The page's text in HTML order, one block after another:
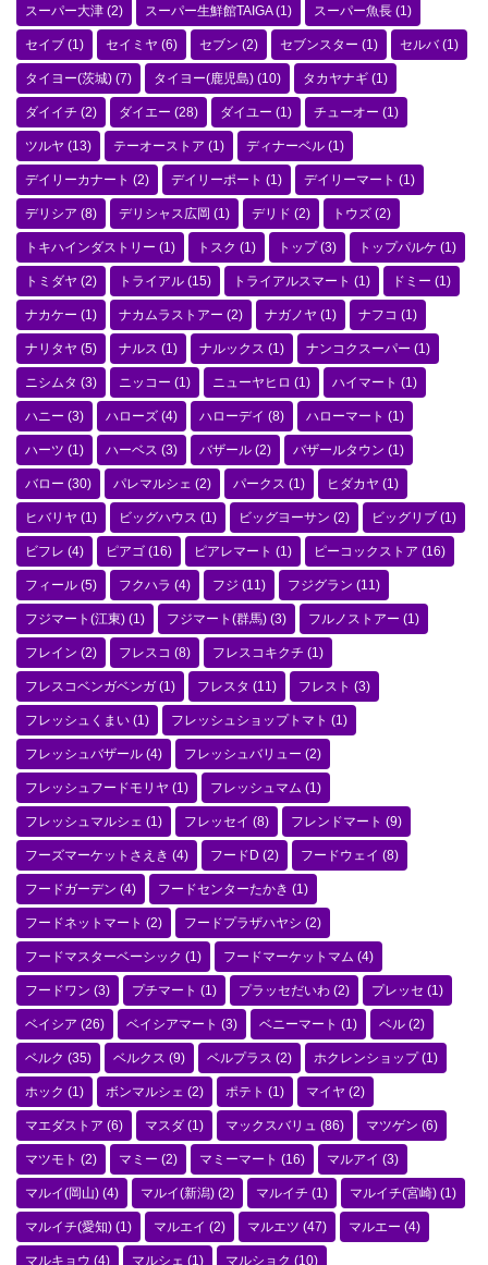
スーパー大津 (2) スーパー生鮮館TAIGA(1) スーパー魚長 (1)
セイブ (1) セイミヤ (6) セブン (2) セブンスター (1) セルバ(1)
タイヨー(茨城) (7) タイヨー(鹿児島) (10) タカヤナギ (1)
ダイイチ (2) ダイエー (28) ダイユー (1) チューオー (1)
ツルヤ (13) テーオーストア (1) ディナーベル (1)
デイリーカナート (2) デイリーポート (1) デイリーマート (1)
デリシア (8) デリシャス広岡 (1) デリド (2) トウズ (2)
トキハインダストリー (1) トスク (1) トップ(3) トップパルケ (1)
トミダヤ (2) トライアル (15) トライアルスマート (1) ドミー (1)
ナカケー (1) ナカムラストアー (2) ナガノヤ (1) ナフコ (1)
ナリタヤ (5) ナルス (1) ナルックス (1) ナンコクスーパー (1)
ニシムタ (3) ニッコー (1) ニューヤヒロ (1) ハイマート (1)
ハニー (3) ハローズ (4) ハローデイ (8) ハローマート (1)
ハーツ (1) ハーベス (3) バザール (2) バザールタウン (1)
バロー (30) パレマルシェ (2) パークス (1) ヒダカヤ (1)
ヒバリヤ (1) ビッグハウス (1) ビッグヨーサン (2) ビッグリブ (1)
ビフレ (4) ピアゴ (16) ピアレマート (1) ピーコックストア (16)
フィール (5) フクハラ (4) フジ (11) フジグラン (11)
フジマート(江東) (1) フジマート(群馬) (3) フルノストアー (1)
フレイン (2) フレスコ (8) フレスコキクチ (1)
フレスコベンガベンガ (1) フレスタ (11) フレスト (3)
フレッシュくまい (1) フレッシュショップトマト (1)
フレッシュバザール (4) フレッシュバリュー (2)
フレッシュフードモリヤ (1) フレッシュマム (1)
フレッシュマルシェ (1) フレッセイ (8) フレンドマート (9)
フーズマーケットさえき (4) フードD (2) フードウェイ (8)
フードガーデン (4) フードセンターたかき (1)
フードネットマート (2) フードプラザハヤシ (2)
フードマスターベーシック (1) フードマーケットマム (4)
フードワン (3) プチマート (1) プラッセだいわ (2) プレッセ (1)
ベイシア (26) ベイシアマート (3) ベニーマート (1) ベル (2)
ベルク (35) ベルクス (9) ベルプラス (2) ホクレンショップ(1)
ホック (1) ボンマルシェ (2) ポテト (1) マイヤ (2)
マエダストア (6) マスダ (1) マックスバリュ (86) マツゲン (6)
マツモト (2) マミー (2) マミーマート (16) マルアイ (3)
マルイ(岡山) (4) マルイ(新潟) (2) マルイチ (1) マルイチ(宮崎) (1)
マルイチ(愛知) (1) マルエイ (2) マルエツ (47) マルエー (4)
マルキョウ (4) マルシェ (1) マルショク (10)